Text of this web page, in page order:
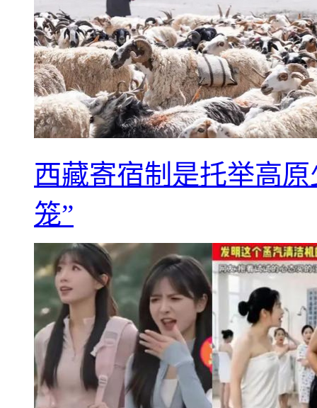
西藏寄宿制是托举高
笼”